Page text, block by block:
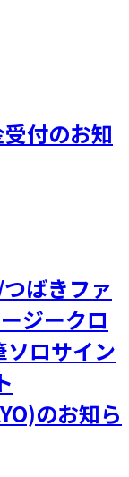
付のお知
ばきファ
ジークロ
ソロサイン
のお知ら